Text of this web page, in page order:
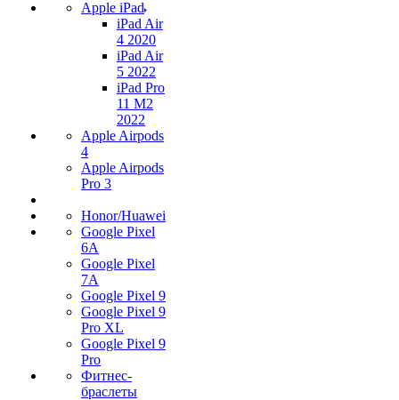
Apple iPad
iPad Air
4 2020
iPad Air
5 2022
iPad Pro
11 M2
2022
Apple Airpods
4
Apple Airpods
Pro 3
Honor/Huawei
Google Pixel
6A
Google Pixel
7А
Google Pixel 9
Google Pixel 9
Pro XL
Google Pixel 9
Pro
Фитнес-
браслеты